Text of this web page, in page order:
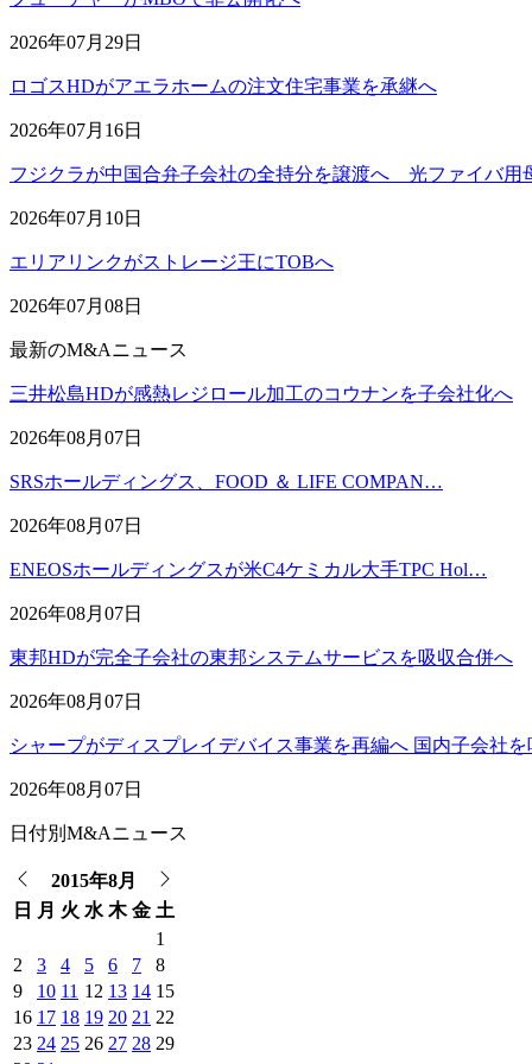
2026年07月29日
ロゴスHDがアエラホームの注文住宅事業を承継へ
2026年07月16日
フジクラが中国合弁子会社の全持分を譲渡へ 光ファイバ
2026年07月10日
エリアリンクがストレージ王にTOBへ
2026年07月08日
最新のM&Aニュース
三井松島HDが感熱レジロール加工のコウナンを子会社化へ
2026年08月07日
SRSホールディングス、FOOD ＆ LIFE COMPAN…
2026年08月07日
ENEOSホールディングスが米C4ケミカル大手TPC Hol…
2026年08月07日
東邦HDが完全子会社の東邦システムサービスを吸収合併へ
2026年08月07日
シャープがディスプレイデバイス事業を再編へ 国内子会社
2026年08月07日
日付別M&Aニュース
2015年8月
日 月 火 水 木 金 土
1
2
3 4 5 6 7
8
9
10 11 12 13 14 15
16 17 18 19 20 21 22
23 24 25 26 27 28 29